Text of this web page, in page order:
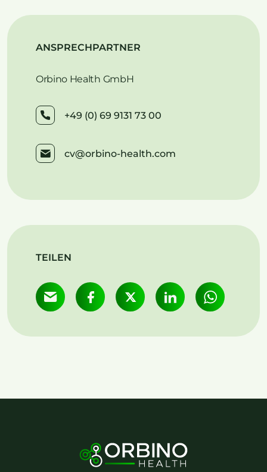
ANSPRECHPARTNER
Orbino Health GmbH
+49 (0) 69 9131 73 00
cv@orbino-health.com
TEILEN